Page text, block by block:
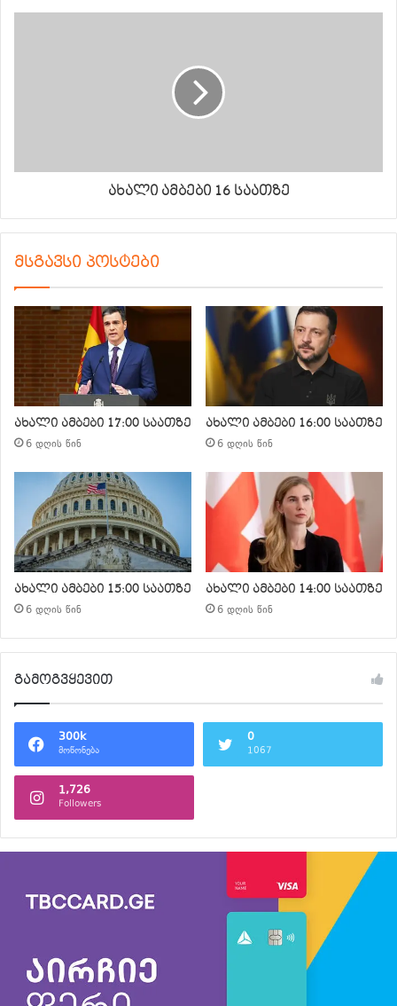
ახალი ამბები 16 საათზე
მსგავსი პოსტები
ახალი ამბები 17:00 საათზე
6 დღის წინ
ახალი ამბები 16:00 საათზე
6 დღის წინ
ახალი ამბები 15:00 საათზე
6 დღის წინ
ახალი ამბები 14:00 საათზე
6 დღის წინ
გამოგვყევით
300k
მოწონება
0
1067
1,726
Followers